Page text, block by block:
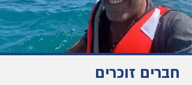
חברים זוכרים